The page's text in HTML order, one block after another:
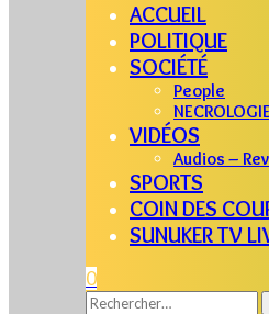
ACCUEIL
POLITIQUE
SOCIÉTÉ
People
NECROLOGIE
VIDÉOS
Audios –
SPORTS
COIN DES
SUNUKER TV
0
Rechercher :